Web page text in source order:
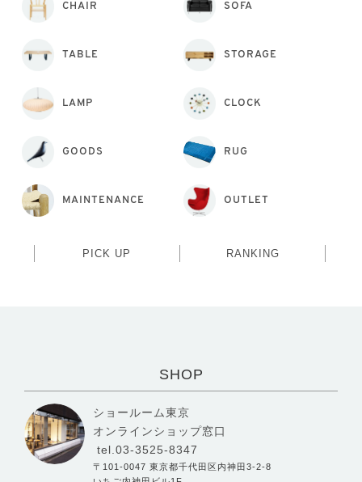
CHAIR SOFA
TABLE STORAGE
LAMP CLOCK
GOODS RUG
MAINTENANCE OUTLET
PICK UP RANKING
SHOP
ショールーム東京
オンラインショップ窓口
tel.03-3525-8347
〒101-0047 東京都千代田区内神田3-2-8